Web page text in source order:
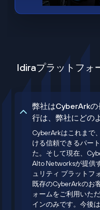
Idiraプラットフォ
弊社はCyberArkの
行は、弊社にどの
CyberArkはこれまで
ける信頼できるパー
た。そして現在、
Alto Networksが提供
ュリティ プラットフ
既存のCyberArkのお
ォームをご利用いた
インのみです。今後